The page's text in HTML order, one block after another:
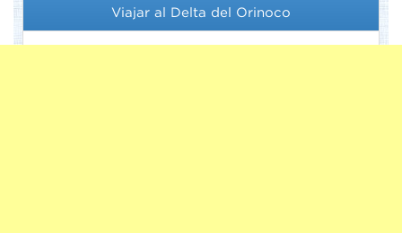
Viajar al Delta del Orinoco